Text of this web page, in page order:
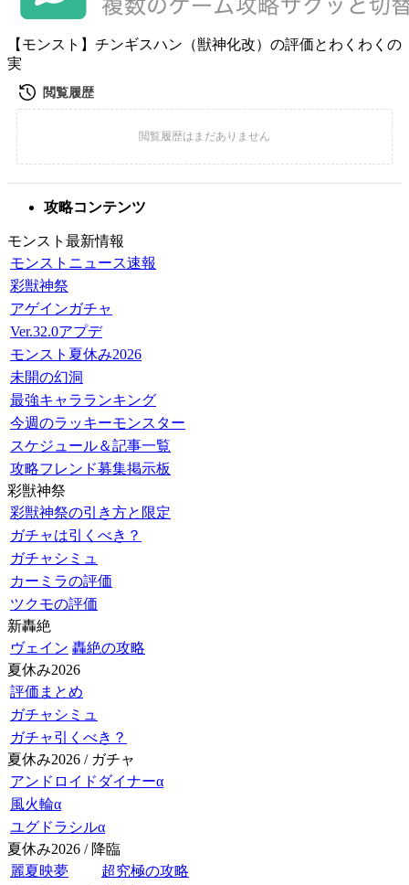
【モンスト】チンギスハン（獣神化改）の評価とわくわくの
実
攻略コンテンツ
モンスト最新情報
モンストニュース速報
彩獣神祭
アゲインガチャ
Ver.32.0アプデ
モンスト夏休み2026
未開の幻洞
最強キャラランキング
今週のラッキーモンスター
スケジュール＆記事一覧
攻略フレンド募集掲示板
彩獣神祭
彩獣神祭の引き方と限定
ガチャは引くべき？
ガチャシミュ
カーミラの評価
ツクモの評価
新轟絶
ヴェイン 轟絶の攻略
夏休み2026
評価まとめ
ガチャシミュ
ガチャ引くべき？
夏休み2026 / ガチャ
アンドロイドダイナーα
風火輪α
ユグドラシルα
夏休み2026 / 降臨
麗夏映夢
超究極の攻略